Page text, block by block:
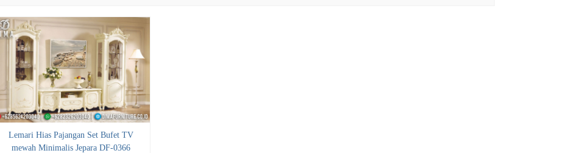
Lemari Hias Pajangan Set Bufet TV
mewah Minimalis Jepara DF-0366